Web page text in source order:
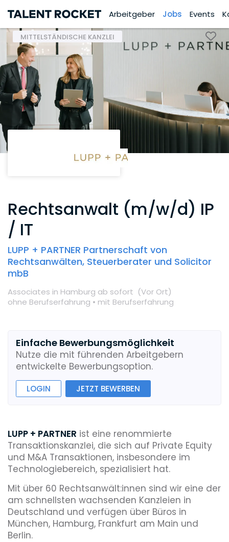
Arbeitgeber Jobs Events
MITTELSTÄNDISCHE KANZLEI
Rechtsanwalt (m/w/d) IP
/ IT
LUPP + PARTNER Partnerschaft von
Rechtsanwälten, Steuerberater und Solicitor
mbB
Associates in Hamburg ab sofort (Vor Ort)
ohne Berufserfahrung • mit Berufserfahrung
Einfache Bewerbungsmöglichkeit
Nutze die mit führenden Arbeitgebern
entwickelte Bewerbungsoption.
LOGIN JETZT BEWERBEN
LUPP + PARTNER ist eine renommierte
Transaktionskanzlei, die sich auf Private Equity
und M&A Transaktionen, insbesondere im
Technologiebereich, spezialisiert hat.
Mit über 60 Rechtsanwält:innen sind wir eine der
am schnellsten wachsenden Kanzleien in
Deutschland und verfügen über Büros in
München, Hamburg, Frankfurt am Main und
Berlin.